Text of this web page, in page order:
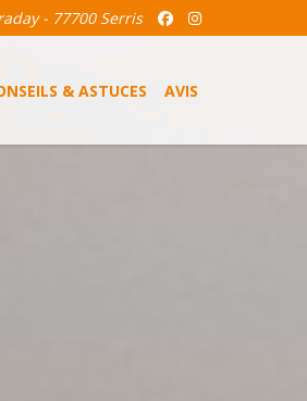
- 77700 Serris
& ASTUCES AVIS